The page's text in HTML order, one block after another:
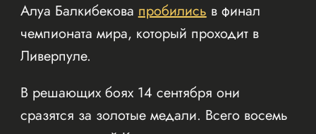
Алуа Балкибековапробилисьв финал
чемпионата мира, который проходит в
Ливерпуле.
В решающих боях 14 сентября они
сразятся за золотые медали. Всего восемь